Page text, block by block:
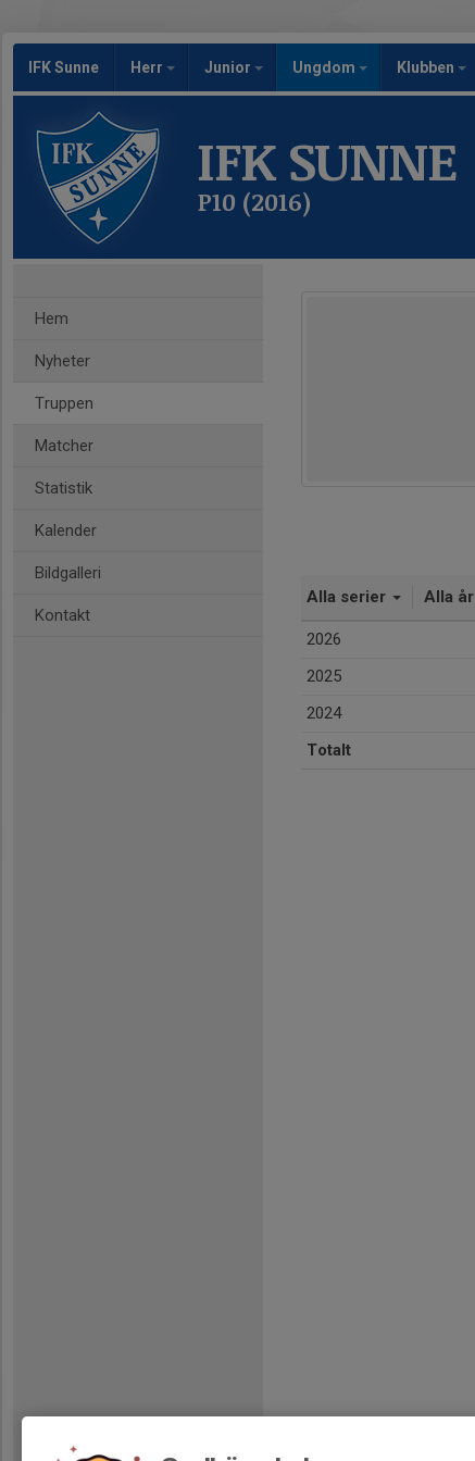
IFK Sunne Herr Junior Ungdom Klubben
IFK SUNNE
P10 (2016)
Hem
Nyheter
Truppen
Matcher
Statistik
Kalender
Bildgalleri
Kontakt
Alla serier Alla år
2026
2025
2024
Totalt